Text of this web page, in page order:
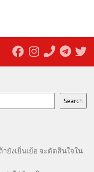
Search
ยังเยิ่นเย้อ จะตัดสินใจใน